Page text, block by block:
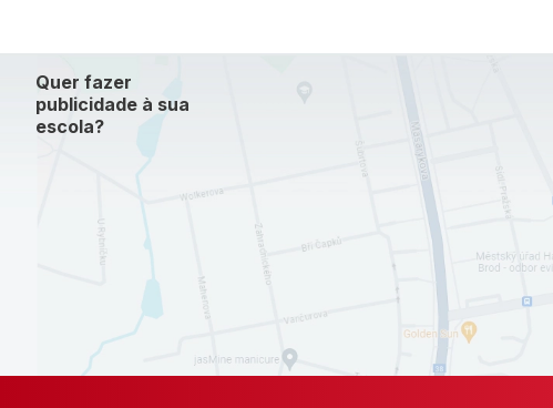
Quer fazer
publicidade à sua
escola?